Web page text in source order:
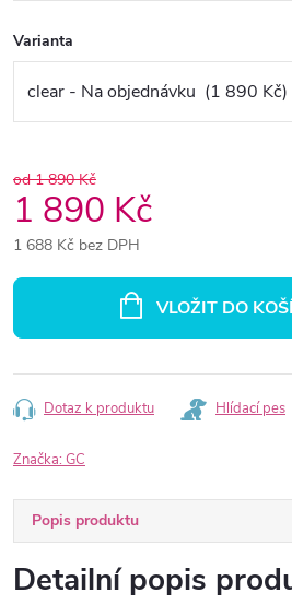
Varianta
od 1 890 Kč
1 890 Kč
1 688 Kč bez DPH
VLOŽIT DO
Dotaz k produktu Hlídací pes
Značka: GC
Popis produktu
Detailní popis